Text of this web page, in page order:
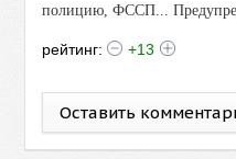
полицию, ФССП...
рейтинг: +13
Оставить